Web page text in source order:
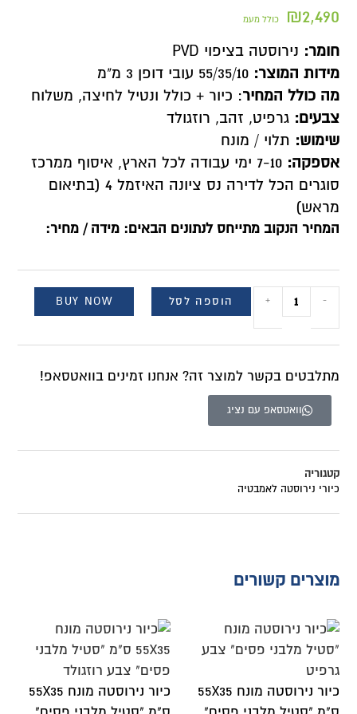
₪2,490 כולל מעמ
חומר: נירוסטה בציפוי PVD
מידות המוצר: 55/35/10 עובי דופן 3 מ"מ
מה כולל המחיר: כיור + כולל ונטיל לחיצה, משלוח
צבעים: גרפיט, זהב, רוזגולד
שימוש: תלוי / מונח
אספקה:
7-10 ימי עבודה לכל הארץ, איסוף ממרכז
סוגרים הכל לדירה נס ציונה האיזמל 4 (בתיאום
מראש)
המחיר הנקוב מתייחס לנתונים הבאים: מידה / מחיר:
-
+ הוספה לסל BUY NOW
מתלבטים בקשר למוצר זה? אנחנו זמינים בוואטסאפ!
וואטסאפ עם נציג
קטגוריה
כיורי נירוסטה לאמבטיה
מוצרים קשורים
כיור נירוסטה מונח 55X35
כיור נירוסטה מונח 55X35